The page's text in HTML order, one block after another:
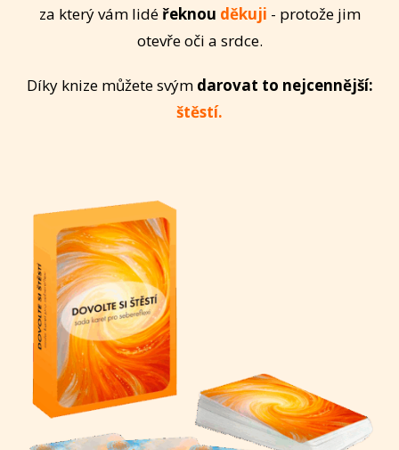
za který vám lidé řeknou děkuji - protože jim
otevře oči a srdce.
Díky knize můžete svým darovat to nejcennější:
štěstí.